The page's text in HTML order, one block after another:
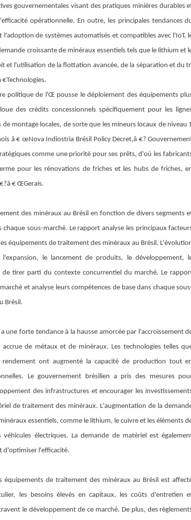
gouvernementales visant des pratiques minières durables
opérationnelle. En outre, les principales tendances
de systèmes automatisés et compatibles avec l'IoT,
croissante de minéraux essentiels tels que le lithium et
et l'utilisation de la flottation avancée, de la séparation et du
.
politique de l'Œ pousse le déploiement des équipements
des crédits concessionnels spécifiquement pour les
montage locales, de sorte que les mineurs locaux de niveau
â € œNova Indiostria Brésil Policy Decret,â €?
comme une priorité pour ses prêts, d'où les
pour les rénovations de friches et les hubs de friches,
€ ŒGerais.
des minéraux au Brésil en fonction de divers segments
sous-marché. Le rapport analyse les principaux
équipements de traitement des minéraux au Brésil.
le lancement de produits, le développement,
tirer parti du contexte concurrentiel du marché. Le
et analyse leurs compétences de base dans chaque
Brésil.
forte tendance à la hausse amorcée par l'accroissement
de métaux et de minéraux. Les technologies telles
ont augmenté la capacité de production tout
Le gouvernement brésilien a pris des mesures
des infrastructures et encourager les
de traitement des minéraux. L'augmentation de la
essentiels, comme le lithium, le cuivre et les éléments
électriques. La demande de matériel est
d'optimiser l'efficacité.
de traitement des minéraux au Brésil est
les besoins élevés en capitaux, les coûts d'entretien
le développement de ce marché. De plus, des